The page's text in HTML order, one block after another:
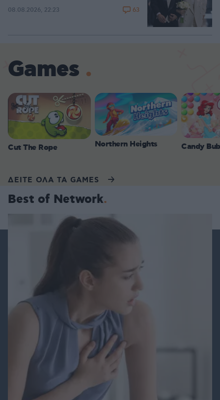
08.08.2026, 22:23 63
Games
Cut The Rope Northern Heights Candy
ΔΕΙΤΕ ΟΛΑ ΤΑ GAMES
Best of Network